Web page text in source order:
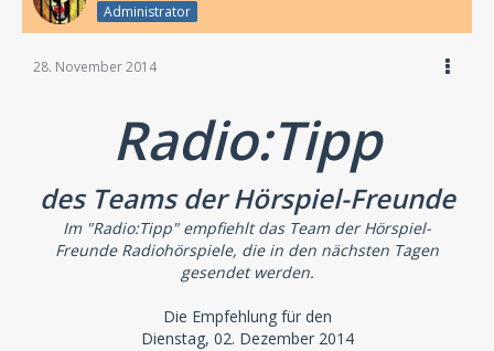
Administrator
28. November 2014
Radio:Tipp
des Teams der Hörspiel-Freunde
Im "Radio:Tipp" empfiehlt das Team der Hörspiel-
Freunde Radiohörspiele, die in den nächsten Tagen
gesendet werden.
Die Empfehlung für den
Dienstag, 02. Dezember 2014